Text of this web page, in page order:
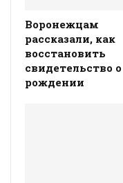
Воронежцам
рассказали, как
восстановить
свидетельство о
рождении